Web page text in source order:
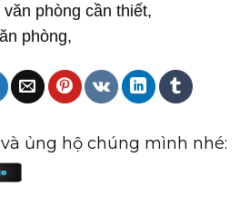
phòng cần thiết,
phòng,
ủng hộ chúng mình nhé: